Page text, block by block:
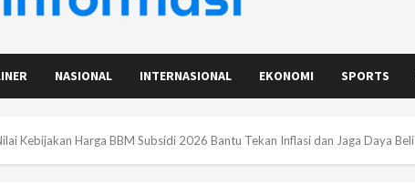
NASIONAL INTERNASIONAL EKONOMI SPORTS
Kebijakan Harga BBM Subsidi 2026 Bantu Tekan Inflasi dan Jaga Daya Beli